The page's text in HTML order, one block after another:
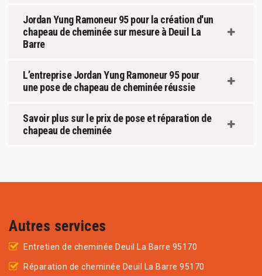
Jordan Yung Ramoneur 95 pour la création d'un
chapeau de cheminée sur mesure à Deuil La
Barre
L’entreprise Jordan Yung Ramoneur 95 pour
une pose de chapeau de cheminée réussie
Savoir plus sur le prix de pose et réparation de
chapeau de cheminée
Autres services
Entretien de cheminée Deuil La Barre 95170
Réparation de cheminée Deuil La Barre 95170